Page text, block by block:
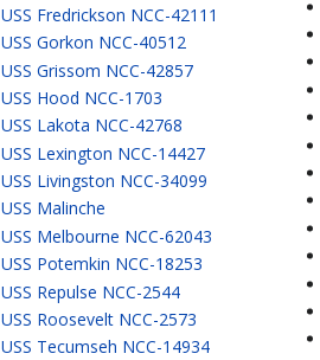
USS Fredrickson NCC-42111
USS Gorkon NCC-40512
USS Grissom NCC-42857
USS Hood NCC-1703
USS Lakota NCC-42768
USS Lexington NCC-14427
USS Livingston NCC-34099
USS Malinche
USS Melbourne NCC-62043
USS Potemkin NCC-18253
USS Repulse NCC-2544
USS Roosevelt NCC-2573
USS Tecumseh NCC-14934